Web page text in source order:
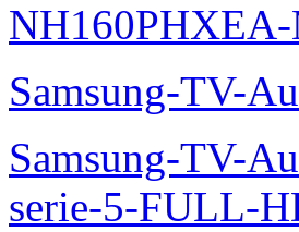
NH160PHXEA-
Samsung-TV-
Samsung-TV-
serie-5-FULL-